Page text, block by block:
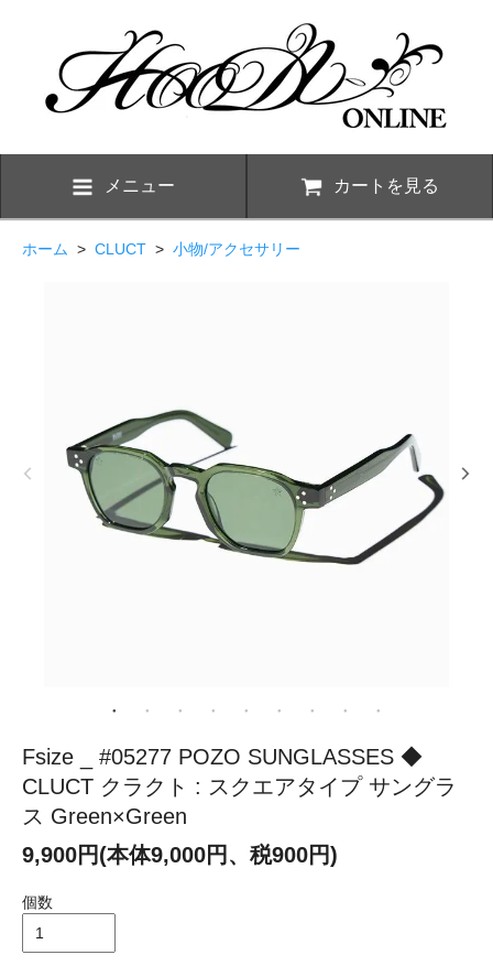
メニュー カートを見る
ホーム > CLUCT > 小物/アクセサリー
Fsize _ #05277 POZO SUNGLASSES ◆
CLUCT クラクト : スクエアタイプ サングラ
ス Green×Green
9,900円(本体9,000円、税900円)
個数